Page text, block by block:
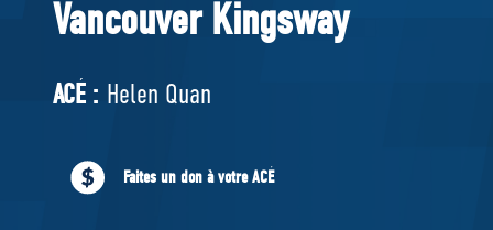
Vos députés conservateurs
Cabinet fantôme
Exécutif national
Vancouver Kingsway
ACÉ : Helen Quan
Faites un don à votre ACÉ